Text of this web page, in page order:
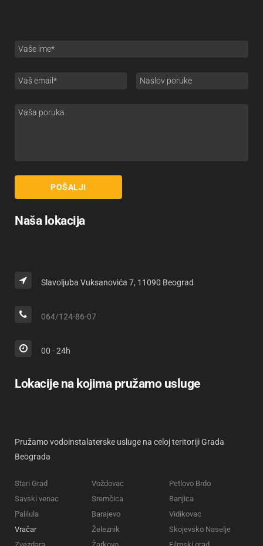
Naša lokacija
Slavoljuba Vuksanovića 7, 11090 Beograd
064/124-86-07
00 - 24h
Lokacije na kojima pružamo usluge
Pružamo vodoinstalaterske usluge na celoj teritoriji Grada
Beograda
Stari Grad
Savski venac
Palilula
Vračar
Voždovac
Sremčica
Barajevo
Železnik
Petlovo Brdo
Banjica
Vidikovac
Skojevsko Naselje